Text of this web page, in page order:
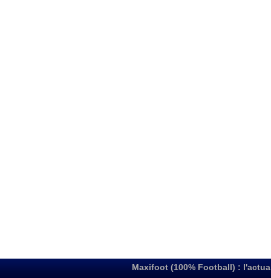
Maxifoot (100% Football) :